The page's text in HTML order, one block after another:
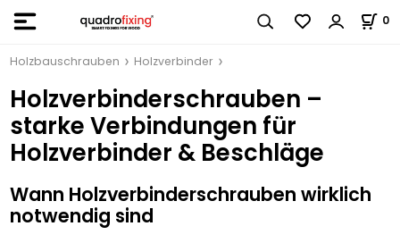
0
Holzbauschrauben Holzverbinder
Holzverbinderschrauben –
starke Verbindungen für
Holzverbinder & Beschläge
Wann Holzverbinderschrauben wirklich
notwendig sind